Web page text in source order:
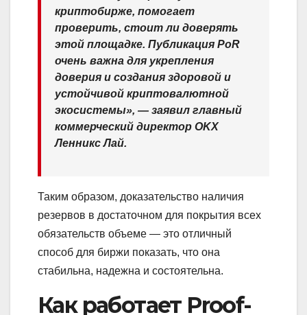
криптобирже, помогает
проверить, стоит ли доверять
этой площадке. Публикация PoR
очень важна для укрепления
доверия и создания здоровой и
устойчивой криптовалютной
экосистемы», — заявил главный
коммерческий директор OKX
Ленникс Лай.
Таким образом, доказательство наличия
резервов в достаточном для покрытия всех
обязательств объеме — это отличный
способ для биржи показать, что она
стабильна, надежна и состоятельна.
Как работает Proof-